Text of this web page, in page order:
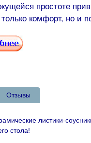
простоте
комфорт, но и
Отзывы
листики-
стола!